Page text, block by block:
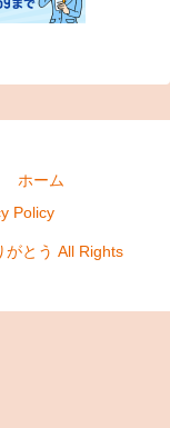
ホーム
Policy
とう All Rights